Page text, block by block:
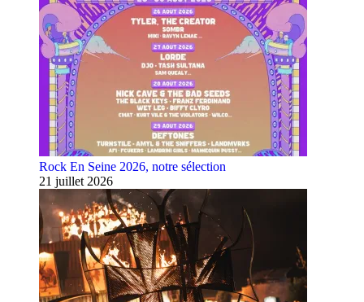
Rock En Seine 2026, notre sélection
21 juillet 2026